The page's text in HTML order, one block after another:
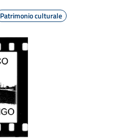
Patrimonio culturale